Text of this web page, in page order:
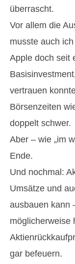
überrascht.
Vor allem die
musste auch
Apple doch seit
vertrauen
Börsenzeiten
doppelt schwer.
Aber – wie „im
Ende.
Und nochmal:
Umsätze und
ausbauen kann
möglicherweise
gar befeuern.